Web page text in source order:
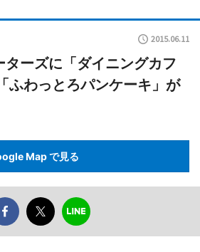
2015.06.11
ーズに「ダイニングカフ
わっとろパンケーキ」が
Map で見る